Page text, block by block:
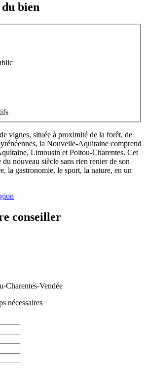
bien
vignes, située à proximité de la forêt, de
la Nouvelle-Aquitaine comprend
Limousin et Poitou-Charentes. Cet
nouveau siècle sans rien renier de son
la gastronomie, le sport, la nature, en un
conseiller
Charentes-Vendée
nécessaires